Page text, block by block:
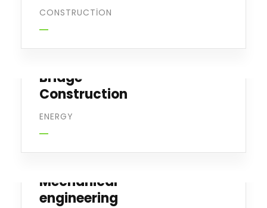
CONSTRUCTION
Bridge
Construction
ENERGY
Mechanical
engineering